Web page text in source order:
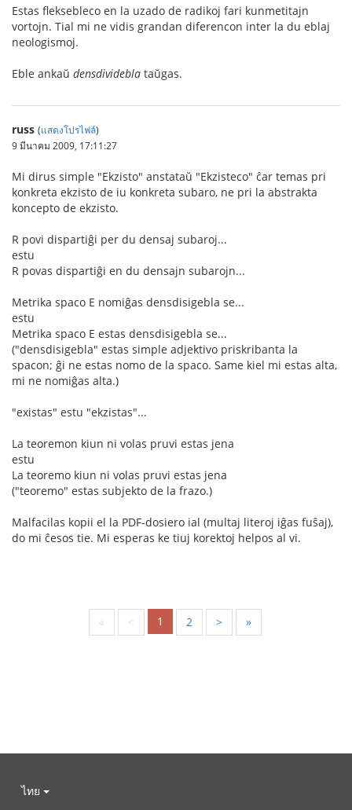
Estas fleksebleco en la uzado de radikoj fari kunmetitajn
vortojn. Tial mi ne vidis grandan diferencon inter la du eblaj
neologismoj.
Eble ankaŭ densdividebla taŭgas.
russ (แสดงโปรไฟล์)
9 มีนาคม 2009, 17:11:27
Mi dirus simple "Ekzisto" anstataŭ "Ekzisteco" ĉar temas pri
konkreta ekzisto de iu konkreta subaro, ne pri la abstrakta
koncepto de ekzisto.
R povi dispartiĝi per du densaj subaroj...
estu
R povas dispartiĝi en du densajn subarojn...
Metrika spaco E nomiĝas densdisigebla se...
estu
Metrika spaco E estas densdisigebla se...
("densdisigebla" estas simple adjektivo priskribanta la
spacon; ĝi ne estas nomo de la spaco. Same kiel mi estas alta,
mi ne nomiĝas alta.)
"existas" estu "ekzistas"...
La teoremon kiun ni volas pruvi estas jena
estu
La teoremo kiun ni volas pruvi estas jena
("teoremo" estas subjekto de la frazo.)
Malfacilas kopii el la PDF-dosiero ial (multaj literoj iĝas fuŝaj),
do mi ĉesos tie. Mi esperas ke tiuj korektoj helpos al vi.
« < 1 2 > »
ไทย